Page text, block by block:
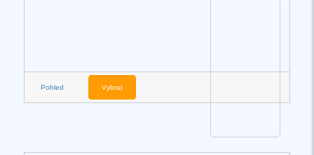
Pohled Vybrat